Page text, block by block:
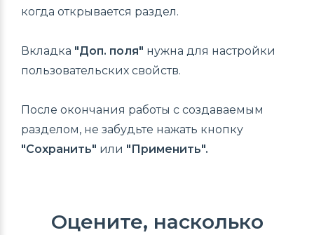
когда открывается раздел.
Вкладка "Доп. поля" нужна для настройки
пользовательских свойств.
После окончания работы с создаваемым
разделом, не забудьте нажать кнопку
"Сохранить" или "Применить".
Оцените, насколько